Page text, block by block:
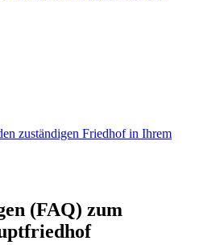
zuständigen Friedhof in Ihrem
(FAQ) zum